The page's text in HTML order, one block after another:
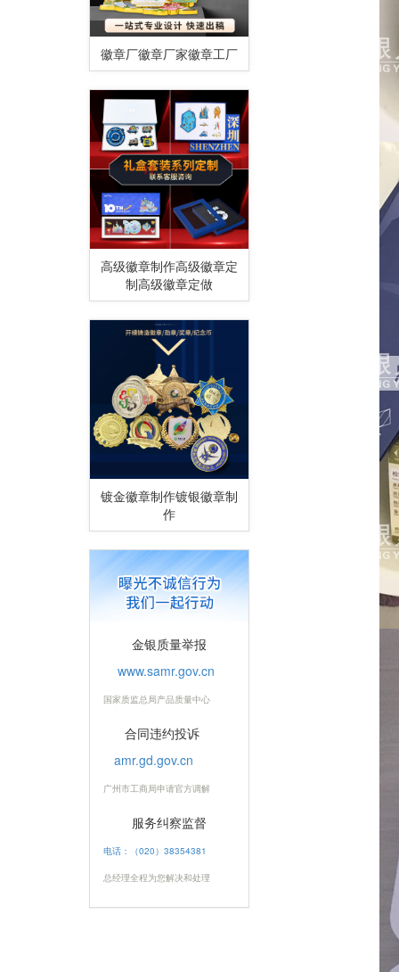
徽章厂徽章厂家徽章工厂
高级徽章制作高级徽章定
制高级徽章定做
镀金徽章制作镀银徽章制
作
金银质量举报
www.samr.gov.cn
国家质监总局产品质量中心
合同违约投诉
amr.gd.gov.cn
广州市工商局申请官方调解
服务纠察监督
电话：（020）38354381
总经理全程为您解决和处理